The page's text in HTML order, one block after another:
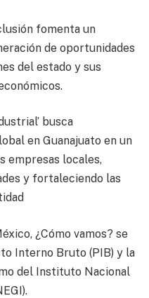
fomenta un
de oportunidades
del estado y sus
busca
en Guanajuato en un
empresas locales,
y fortaleciendo las
¿Cómo vamos? se
Interno Bruto (PIB) y la
del Instituto Nacional